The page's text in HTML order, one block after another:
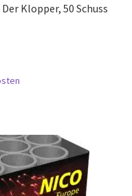
Klopper, 50 Schuss